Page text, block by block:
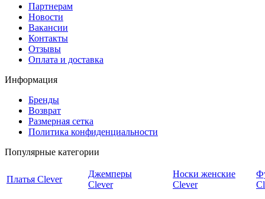
Партнерам
Новости
Вакансии
Контакты
Отзывы
Оплата и доставка
Информация
Бренды
Возврат
Размерная сетка
Политика конфиденциальности
Популярные категории
Платья Clever
Джемперы
Clever
Носки женские
Clever